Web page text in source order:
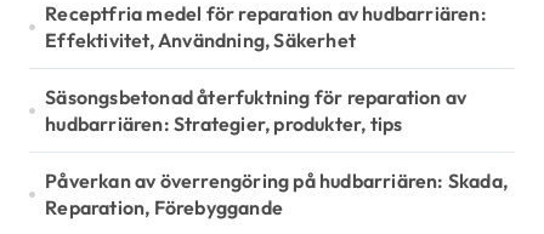
a
t
i
o
n
Receptfria medel för reparation av hudbarriären:
Effektivitet, Användning, Säkerhet
Säsongsbetonad återfuktning för reparation av
hudbarriären: Strategier, produkter, tips
Påverkan av överrengöring på hudbarriären: Skada,
Reparation, Förebyggande